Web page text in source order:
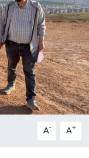
A- A+